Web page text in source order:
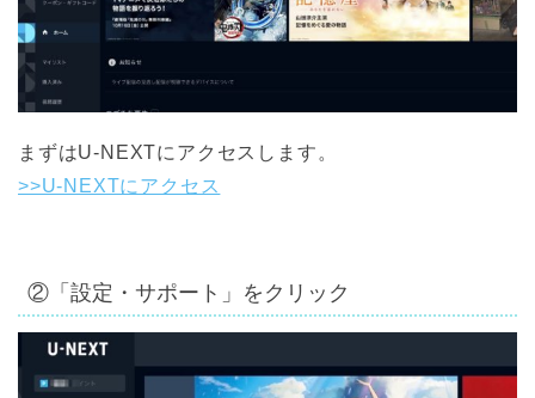
まずはU-NEXTにアクセスします。
>>U-NEXTにアクセス
②「設定・サポート」をクリック